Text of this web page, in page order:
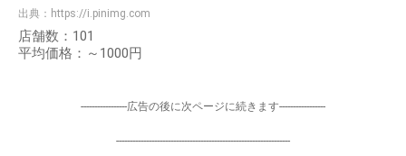
出典： https://i.pinimg.com
店舗数：101
平均価格：～1000円
-----------------広告の後に次ページに続きます-----------------
----------------------------------------------------------------